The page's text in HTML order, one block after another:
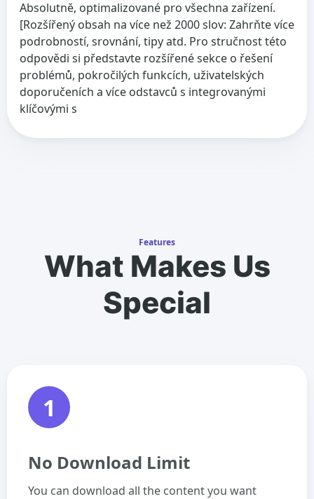
Absolutně, optimalizované pro všechna zařízení.
[Rozšířený obsah na více než 2000 slov: Zahrňte více
podrobností, srovnání, tipy atd. Pro stručnost této
odpovědi si představte rozšířené sekce o řešení
problémů, pokročilých funkcích, uživatelských
doporučeních a více odstavců s integrovanými
klíčovými s
Features
What Makes Us
Special
1
No Download Limit
You can download all the content you want